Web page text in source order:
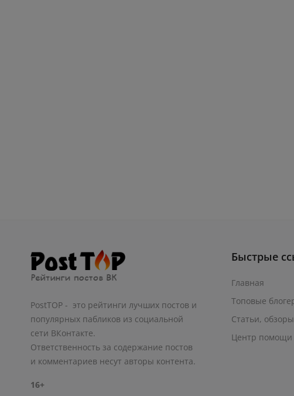
PostTOP - это рейтинги лучших постов и
популярных пабликов из социальной
сети ВКонтакте.
Ответственность за содержание постов
и комментариев несут авторы контента.
16+
Быстрые
Главная
Топовые
Статьи, обзоры
Центр помощи